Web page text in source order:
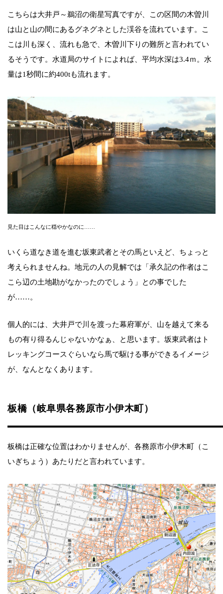
こちらは大井戸～鵜沼の衛星写真ですが、この区間の木曽川
は山と山の間にあるグネグネとした渓谷を流れています。こ
こは川も深く、流れも急で、木曽川下りの難所と言われてい
るそうです。水道局のサイトによれば、平均水深は3.4ｍ。水
量は1秒間に約400tも流れます。
見た目はこんなに穏やかなのに……
いくら道なき道を進む坂東武者とその馬といえど、ちょっと
考えられませんね。地元の人の見解では「承久記の作者はこ
こら辺の土地勘がなかったのでしょう」との事でした
が……。
個人的には、大井戸で川を渡った幕府軍が、山を越えて来る
もの有り得るんじゃないかなぁ、と思います。坂東武者はト
レッキングコースぐらいなら馬で駆ける事ができるイメージ
が、なんとなくあります。
板橋（岐阜県各務原市小伊木町）
板橋は正確な位置はわかりませんが、各務原市小伊木町（こ
いぎちょう）あたりだと言われています。